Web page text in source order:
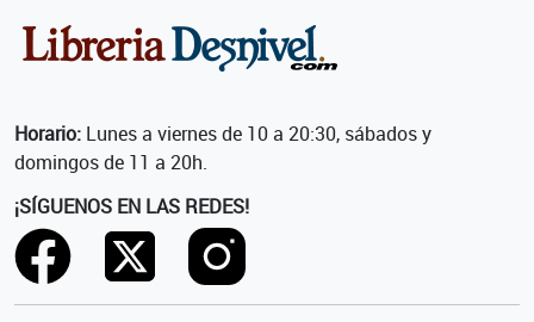
Horario: Lunes a viernes de 10 a 20:30, sábados y
domingos de 11 a 20h.
¡SÍGUENOS EN LAS REDES!